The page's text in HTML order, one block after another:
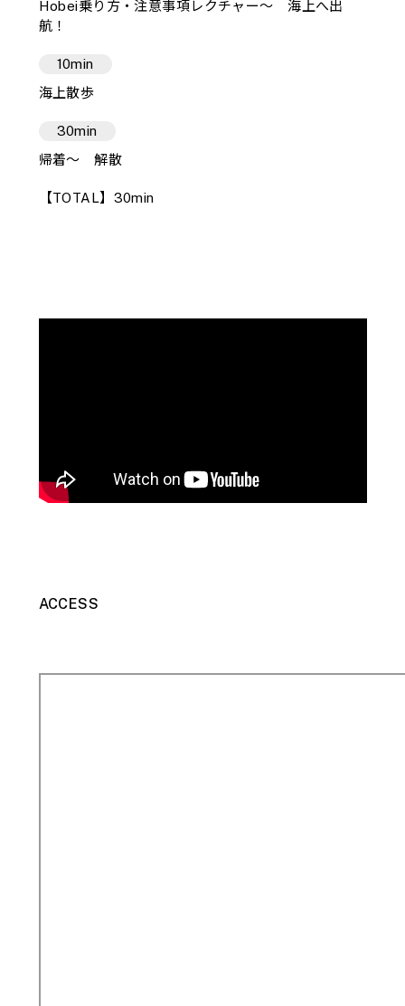
Hobei乗り方・注意事項レクチャー〜 海上へ出
航！
10min
海上散歩
30min
帰着〜 解散
【TOTAL】30min
ACCESS